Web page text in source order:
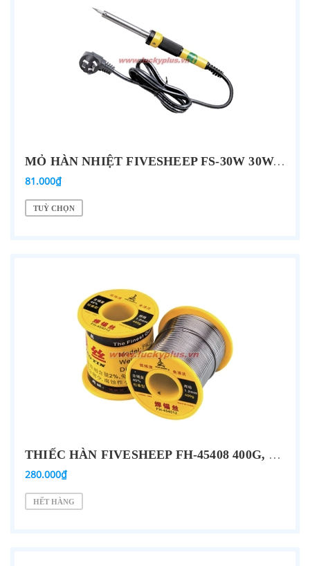
MỎ HÀN NHIỆT FIVESHEEP FS-30W 30W, FS-40W 40W, FS-50W 50W, FS-60W 60W…
81.000₫
TUỲ CHỌN
THIẾC HÀN FIVESHEEP FH-45408 400G, FH-45410 400G, FH-45412 400G
280.000₫
HẾT HÀNG